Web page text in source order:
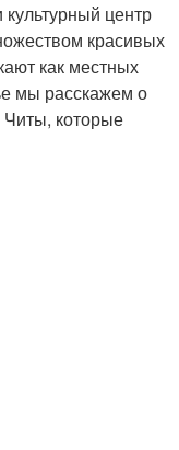
центр
красивых
как местных
мы расскажем о
которые